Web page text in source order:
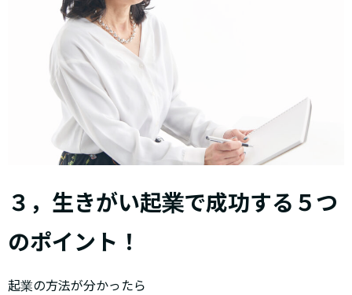
３，生きがい起業で成功する５つ
のポイント！
起業の方法が分かったら